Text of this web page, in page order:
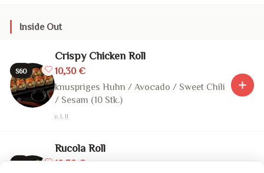
Inside Out
S60
Crispy Chicken Roll
10,30 €
knuspriges Huhn / Avocado / Sweet Chili
/ Sesam (10 Stk.)
e, 1, 11
S61
Rucola Roll
10,30 €